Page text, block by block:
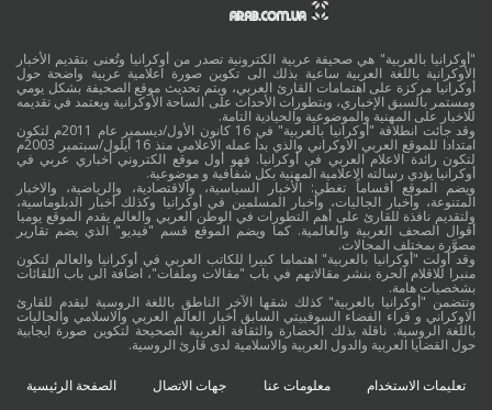
"أوكرانيا بالعربية" هي صحيفة عربية الكترونية تصدر من أوكرانيا وتُعنى بتقديم الأخبار
الأوكرانية باللغة العربية ساعية بذلك الى تكوين صورة اعلامية عربية واضحة حول
أوكرانيا مركزة على اهتمامات القارئ العربي، ويتم تحديث موقع الصحيفة بشكل يومي
ومستمر بالسبق الإخباري، وبتطورات الأحداث على الساحة الأوكرانية ويعتمد في تقديمه
للاخبار على المهنية والموضوعية والحيادية التامة.
وقد جائت انطلاقة "أوكرانيا بالعربية" في 16 كانون الأول/ديسمبر عام 2011م لتكون
امتدادا للموقع العربي الاوكراني والذي بدأ عمله الاعلامي منذ 16 أيلول/سبتمبر 2003م
لتكون رائدة الاعلام العربي في أوكرانيا. فهو أول موقع الكتروني أخباري عربي في
أوكرانيا يؤدي رسالته الاعلامية المهنية بكل شفافية و موضوعية.
ويضم الموقع أقساماً تغطي: الأخبار السياسية، والاقتصادية، والرياضية، والاخبار
المتنوعة، وأخبار الجاليات، وأخبار المسلمين في أوكرانيا وكذلك أخبار الدبلوماسية،
ولتقديم نافذة للقارئ على أهم التطورات في الوطن العربي والعالم يقدم الموقع يوميا
أقوال الصحف العربية والعالمية. كما ويضم الموقع قسم "فيديو" الذي يضم تقارير
مصوَّرة بمختلف المجالات.
وقد أولت "أوكرانيا بالعربية" اهتماما كبيرا للكاتب العربي في أوكرانيا والعالم لتكون
منبرا للاقلام الحرة بنشر مقالاتهم في باب "مقالات وملفات"، اضافة الى باب اللقائات
بشخصيات هامة.
وتتضمن "أوكرانيا بالعربية" كذلك شقها الآخر الناطق باللغة الروسية ليقدم للقارئ
الاوكراني و قراء الفضاء السوفييتي السابق أخبار العالم العربي والاسلامي والجاليات
باللغة الروسية. ناقلة بذلك الحضارة والثقافة العربية الصحيحة لتكوين صورة ايجابية
حول القضايا العربية والدول العربية والاسلامية لدى قارئ الروسية.
تعليمات الاستخدام معلومات عنا جهات الاتصال الصفحة الرئيسية